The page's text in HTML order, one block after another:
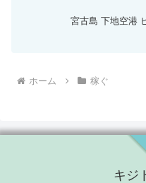
宮古島 下地空港
ホーム 稼ぐ
キジ